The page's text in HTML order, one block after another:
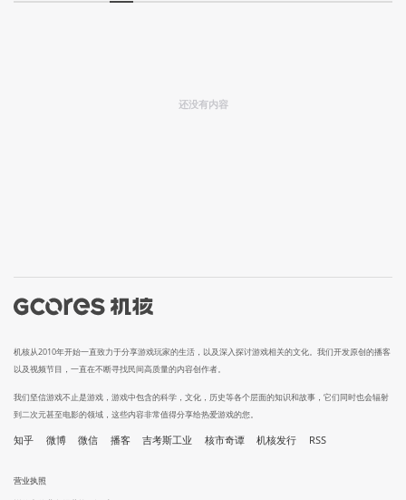
还没有内容
机核从2010年开始一直致力于分享游戏玩家的生活，以及深入探讨游戏相关的文化。我们开发原创的播客
以及视频节目，一直在不断寻找民间高质量的内容创作者。
我们坚信游戏不止是游戏，游戏中包含的科学，文化，历史等各个层面的知识和故事，它们同时也会辐射
到二次元甚至电影的领域，这些内容非常值得分享给热爱游戏的您。
知乎 微博 微信 播客 吉考斯工业 核市奇谭 机核发行 RSS
营业执照